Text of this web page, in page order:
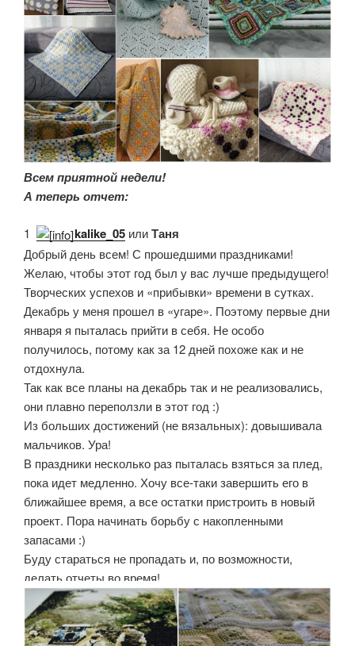
Всем приятной недели!
А теперь отчет:
1. kalike_05 илиТаня
Добрый день всем! С прошедшими праздниками!
Желаю, чтобы этот год был у вас лучше предыдущего!
Творческих успехов и «прибывки» времени в сутках.
Декабрь у меня прошел в «угаре». Поэтому первые дни
января я пыталась прийти в себя. Не особо
получилось, потому как за 12 дней похоже как и не
отдохнула.
Так как все планы на декабрь так и не реализовались,
они плавно переползли в этот год :)
Из больших достижений (не вязальных): довышивала
мальчиков. Ура!
В праздники несколько раз пыталась взяться за плед,
пока идет медленно. Хочу все-таки завершить его в
ближайшее время, а все остатки пристроить в новый
проект. Пора начинать борьбу с накопленными
запасами :)
Буду стараться не пропадать и, по возможности,
делать отчеты во время!